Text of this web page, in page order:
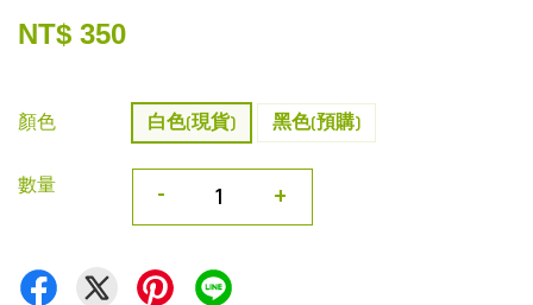
NT$ 350
顏色 白色(現貨) 黑色(預購)
數量 - +